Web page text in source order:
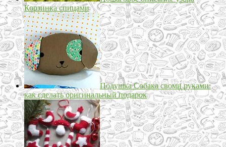
Корзинка спицами
Подушка Собака своми руками:
как сделать оригинальный подарок